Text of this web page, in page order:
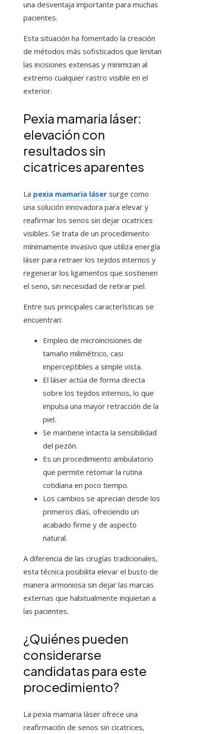
una desventaja importante para muchas
pacientes.
Esta situación ha fomentado la creación
de métodos más sofisticados que limitan
las incisiones extensas y minimizan al
extremo cualquier rastro visible en el
exterior.
Pexia mamaria láser:
elevación con
resultados sin
cicatrices aparentes
La pexia mamaria láser surge como
una solución innovadora para elevar y
reafirmar los senos sin dejar cicatrices
visibles. Se trata de un procedimiento
mínimamente invasivo que utiliza energía
láser para retraer los tejidos internos y
regenerar los ligamentos que sostienen
el seno, sin necesidad de retirar piel.
Entre sus principales características se
encuentran:
Empleo de microincisiones de
tamaño milimétrico, casi
imperceptibles a simple vista.
El láser actúa de forma directa
sobre los tejidos internos, lo que
impulsa una mayor retracción de la
piel.
Se mantiene intacta la sensibilidad
del pezón.
Es un procedimiento ambulatorio
que permite retomar la rutina
cotidiana en poco tiempo.
Los cambios se aprecian desde los
primeros días, ofreciendo un
acabado firme y de aspecto
natural.
A diferencia de las cirugías tradicionales,
esta técnica posibilita elevar el busto de
manera armoniosa sin dejar las marcas
externas que habitualmente inquietan a
las pacientes.
¿Quiénes pueden
considerarse
candidatas para este
procedimiento?
La pexia mamaria láser ofrece una
reafirmación de senos sin cicatrices,